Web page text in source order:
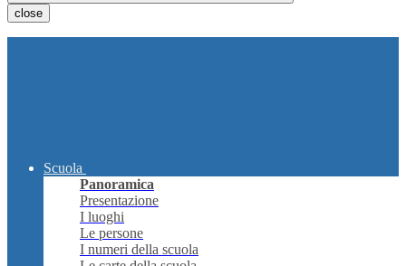
close
Scuola
Panoramica
Presentazione
I luoghi
Le persone
I numeri della scuola